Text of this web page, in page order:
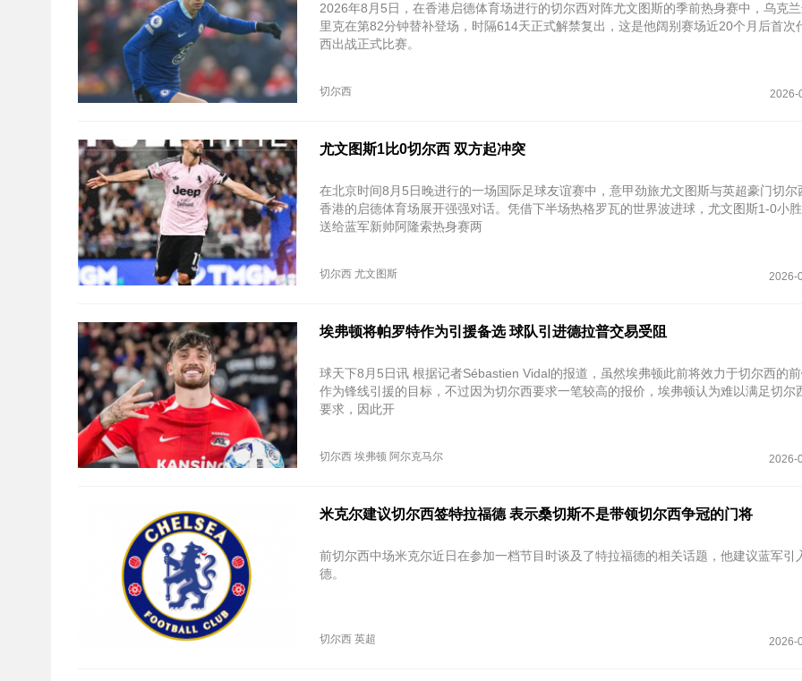
2026年8月5日，在香港启德体育场进行的切尔西对阵尤文图斯的季前热身赛中，乌克
里克在第82分钟替补登场，时隔‌614天‌正式解禁复出，这是他阔别赛场近20个月后首次
西出战正式比赛。
切尔西 2026-
尤文图斯1比0切尔西 双方起冲突
在北京时间8月5日晚进行的一场国际足球友谊赛中，意甲劲旅尤文图斯与英超豪门切尔
香港的启德体育场展开强强对话。凭借下半场热格罗瓦的世界波进球，尤文图斯1-0小
送给蓝军新帅阿隆索热身赛两
切尔西 尤文图斯 2026-
埃弗顿将帕罗特作为引援备选 球队引进德拉普交易受阻
球天下8月5日讯 根据记者Sébastien Vidal的报道，虽然埃弗顿此前将效力于切尔西的
作为锋线引援的目标，不过因为切尔西要求一笔较高的报价，埃弗顿认为难以满足切尔
要求，因此开
切尔西 埃弗顿 阿尔克马尔 2026-
米克尔建议切尔西签特拉福德 表示桑切斯不是带领切尔西争冠的门将
前切尔西中场米克尔近日在参加一档节目时谈及了特拉福德的相关话题，他建议蓝军引
德。
切尔西 英超 2026-